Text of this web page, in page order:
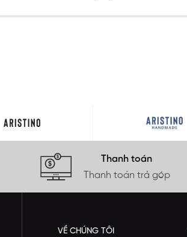
Thanh toán
Thanh toán trả góp
VỀ CHÚNG TÔI